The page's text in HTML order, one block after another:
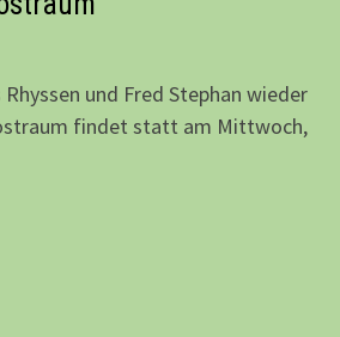
und Fred Stephan wieder
findet statt am Mittwoch,